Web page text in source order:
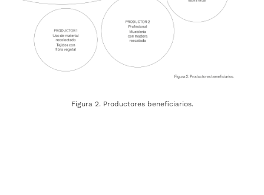
Figura 2. Productores beneficiarios.